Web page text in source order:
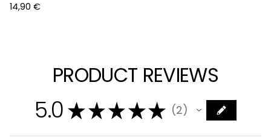
14,90 €
PRODUCT REVIEWS
5.0 ★★★★★ 2
2